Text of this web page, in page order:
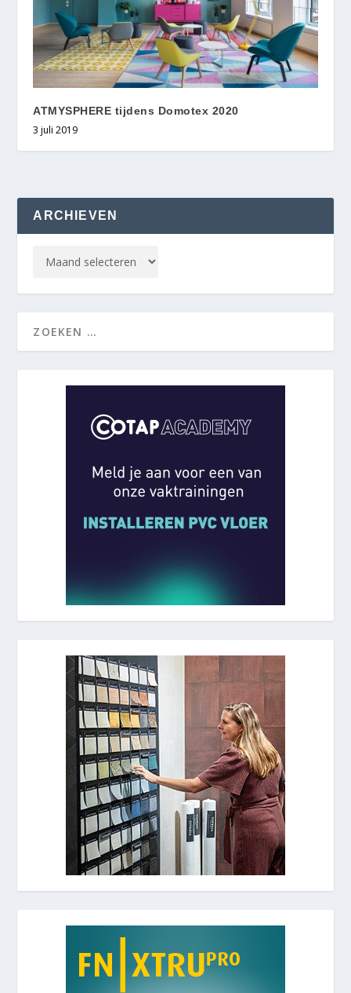
ATMYSPHERE tijdens Domotex 2020
3 juli 2019
ARCHIEVEN